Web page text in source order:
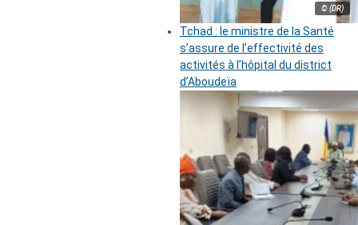
© (DR)
Tchad : le ministre de la Santé
s’assure de l’effectivité des
activités à l’hôpital du district
d’Aboudeïa